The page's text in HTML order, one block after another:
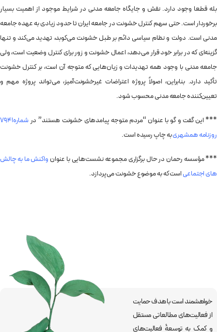
بله قطعا وجود دارد. نقش و جایگاه جامعه‌ مدنی در شرایط موجود از اهمیت بسیار
برخوردار است. حتی سهم کنترل خشونت در جامعه‌ ایران تا حدود زیادی به عهده‌ جامعه‌
مدنی است. دولت و نظام سیاسی دائم بر طبل خشونت می‌کوبد، تهدید می‌کند و تنها
گزینه‌ای که در برابر خود قرار می‌دهد، اعمال خشونت و زور برای کنترل وضعیت است، ولی
جامعه‌ مدنی با وجود همه‌ تهدیدات و زیان‌هایی که متوجه آن است، بر کنترل خشونت
تأکید دارد. بنابراین، اصولاً پروژه‌ اعتراضات غیرخشونت‌آمیز، می‌تواند پروژه مهم و
تعیین‌کننده جامعه‌ مدنی محسوب شود.
*** این گفت و گو با عنوان “مردم متوجه پیامدهای خشونت هستند” در
شماره7941
روزنامه همشهریبه چاپ رسیده است.
*** مؤسسه رحمان در حال برگزاری مجموعه‌ نشست‌هایی با عنوان واکنش ما به چالش
های اجتماعیاست که به موضوع خشونت می‌پردازد.
خواهشمند است با هدف حمایت
از فعالیت‌های مطالعاتی مستقل
و کمک به توسعۀ فعالیت‌های